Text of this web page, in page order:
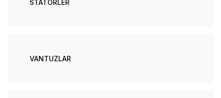
STATÖRLER
VANTUZLAR